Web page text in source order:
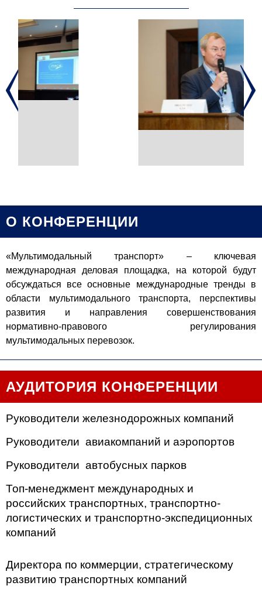
О КОНФЕРЕНЦИИ
«Мультимодальный транспорт» – ключевая
международная деловая площадка, на которой будут
обсуждаться все основные международные тренды в
области мультимодального транспорта, перспективы
развития и направления совершенствования
нормативно-правового регулирования
мультимодальных перевозок.
АУДИТОРИЯ КОНФЕРЕНЦИИ
Руководители железнодорожных компаний
Руководители авиакомпаний и аэропортов
Руководители автобусных парков
Топ-менеджмент международных и
российских транспортных, транспортно-
логистических и транспортно-экспедиционных
компаний
Директора по коммерции, стратегическому
развитию транспортных компаний